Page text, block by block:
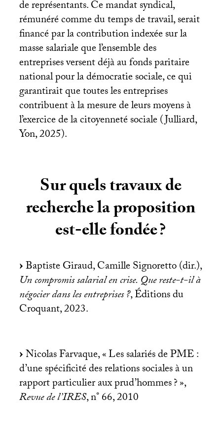
de représentants. Ce mandat syndical,
rémunéré comme du temps de travail, serait
financé par la contribution indexée sur la
masse salariale que l’ensemble des
entreprises versent déjà au fonds paritaire
national pour la démocratie sociale, ce qui
garantirait que toutes les entreprises
contribuent à la mesure de leurs moyens à
l’exercice de la citoyenneté sociale (Julliard,
Yon, 2025).
Sur quels travaux de
recherche la proposition
est-elle fondée?
Baptiste Giraud, Camille Signoretto (dir.),
Un compromis salarial en crise. Que reste-t-il à
négocier dans les entreprises?, Éditions du
Croquant, 2023.
Nicolas Farvaque, «Les salariés dePME:
d’une spécificité des relations sociales à un
rapport particulier aux prud’hommes?»,
Revue de l’IRES, n° 66, 2010